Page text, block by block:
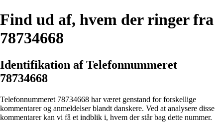
Find ud af, hvem der ringer fra
78734668
Identifikation af Telefonnummeret
78734668
Telefonnummeret 78734668 har været genstand for forskellige
kommentarer og anmeldelser blandt danskere. Ved at analysere disse
kommentarer kan vi få et indblik i, hvem der står bag dette nummer.